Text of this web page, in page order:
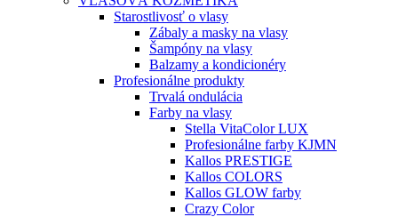
Starostlivosť o vlasy
Zábaly a masky na vlasy
Šampóny na vlasy
Balzamy a kondicionéry
Profesionálne produkty
Trvalá ondulácia
Farby na vlasy
Stella VitaColor LUX
Profesionálne farby KJMN
Kallos PRESTIGE
Kallos COLORS
Kallos GLOW farby
Crazy Color